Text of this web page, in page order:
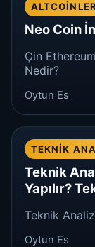
Neo Coin
Çin
Nedir?
Oytun Es
TEKNIK
Teknik
Yapılır?
Teknik
Oytun Es